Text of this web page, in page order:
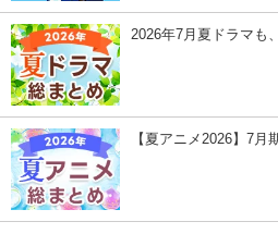
2026年7月夏ドラマも
【夏アニメ2026】7月